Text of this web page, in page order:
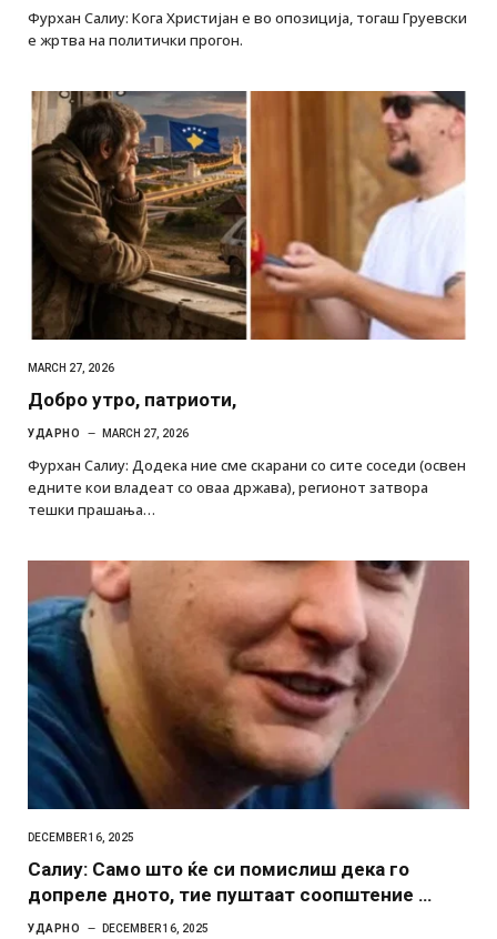
Фурхан Салиу: Кога Христијан е во опозиција, тогаш Груевски
е жртва на политички прогон.
MARCH 27, 2026
Добро утро, патриоти,
УДАРНО MARCH 27, 2026
Фурхан Салиу: Додека ние сме скарани со сите соседи (освен
едните кои владеат со оваа држава), регионот затвора
тешки прашања…
DECEMBER 16, 2025
Салиу: Само што ќе си помислиш дека го
допреле дното, тие пуштаат соопштение …
УДАРНО DECEMBER 16, 2025